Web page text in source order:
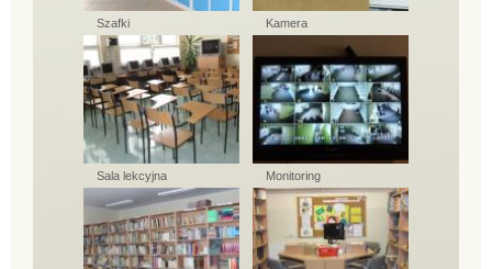
Szafki Kamera
Sala lekcyjna Monitoring